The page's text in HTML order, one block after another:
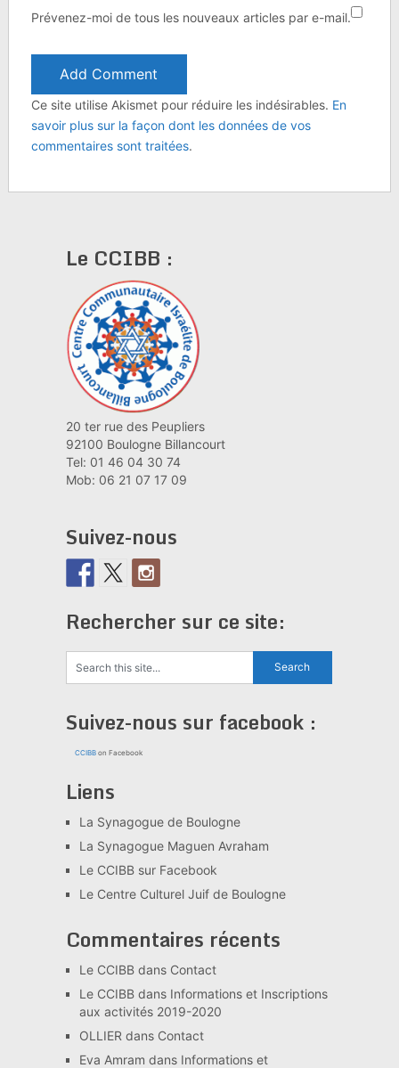
Prévenez-moi de tous les nouveaux articles par e-mail.
Ce site utilise Akismet pour réduire les indésirables. En
savoir plus sur la façon dont les données de vos
commentaires sont traitées.
Le CCIBB :
20 ter rue des Peupliers
92100 Boulogne Billancourt
Tel: 01 46 04 30 74
Mob: 06 21 07 17 09
Suivez-nous
Rechercher sur ce site:
Suivez-nous sur facebook :
CCIBBon Facebook
Liens
La Synagogue de Boulogne
La Synagogue Maguen Avraham
Le CCIBB sur Facebook
Le Centre Culturel Juif de Boulogne
Commentaires récents
Le CCIBBdans Contact
Le CCIBBdans Informations et Inscriptions
aux activités 2019-2020
OLLIER dans Contact
Eva Amram dans Informations et